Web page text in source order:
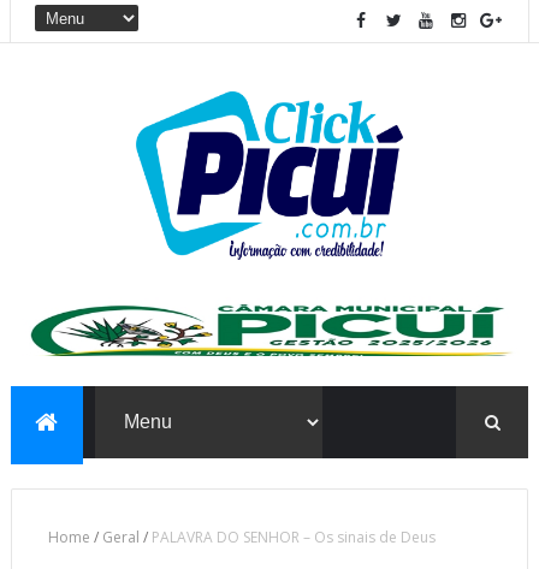
Home / Geral / PALAVRA DO SENHOR – Os sinais de Deus